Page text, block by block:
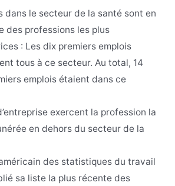
dans le secteur de la santé sont en
des professions les plus
: Les dix premiers emplois
tous à ce secteur. Au total, 14
emplois étaient dans ce
exercent la profession la
en dehors du secteur de la
des statistiques du travail
sa liste la plus récente des